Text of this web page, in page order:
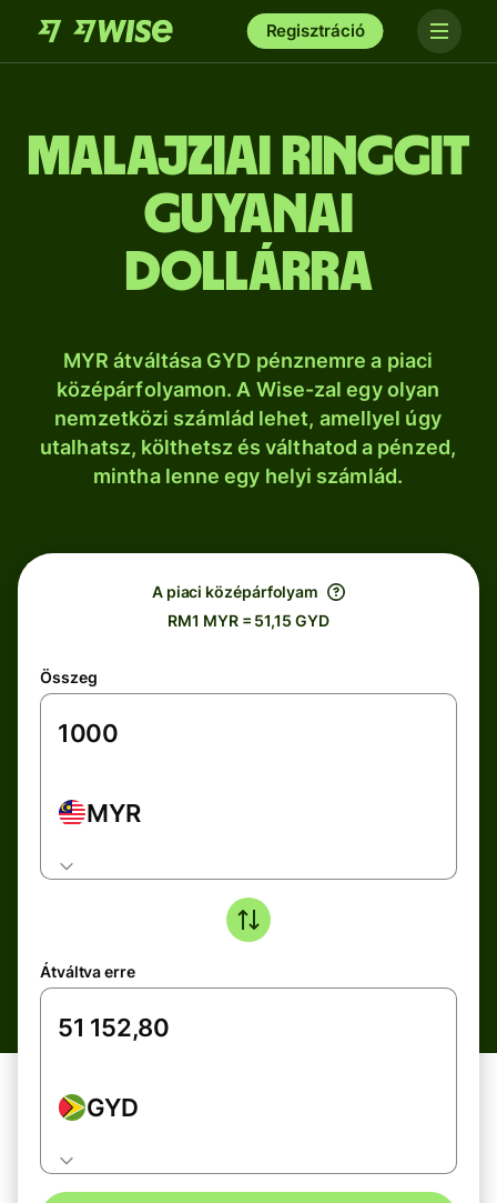
Regisztráció
malajziai ringgit
guyanai
dollárra
MYR átváltása GYD pénznemre a piaci
középárfolyamon. A Wise-zal egy olyan
nemzetközi számlád lehet, amellyel úgy
utalhatsz, költhetsz és válthatod a pénzed,
mintha lenne egy helyi számlád.
A piaci középárfolyam
RM1 MYR = 51,15 GYD
Összeg
MYR
Átváltva erre
GYD